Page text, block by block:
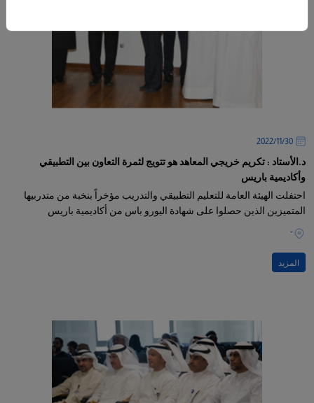
30‏/11‏/2022
د.الأستاد : تكريم خريجي المعاهد هو تتويج لثمرة التعاون بين التطبيقي
وأكاديمية باريس
احتفلت الهيئة العامة للتعليم التطبيقي والتدريب مؤخراً بنخبة من متدربيها
المتميزين الذين حصلوا على شهادة اليورو باس من أكاديمية باريس
-
المزيد